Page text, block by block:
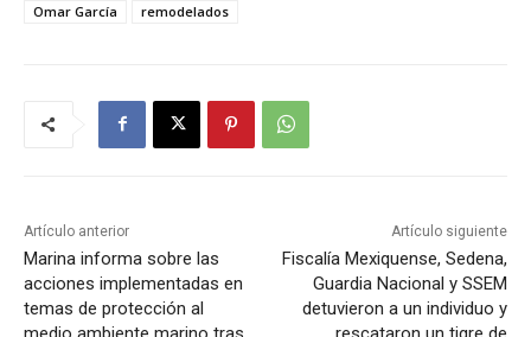
Omar García
remodelados
Artículo anterior
Marina informa sobre las
acciones implementadas en
temas de protección al
Artículo siguiente
Fiscalía Mexiquense, Sedena,
Guardia Nacional y SSEM
detuvieron a un individuo y